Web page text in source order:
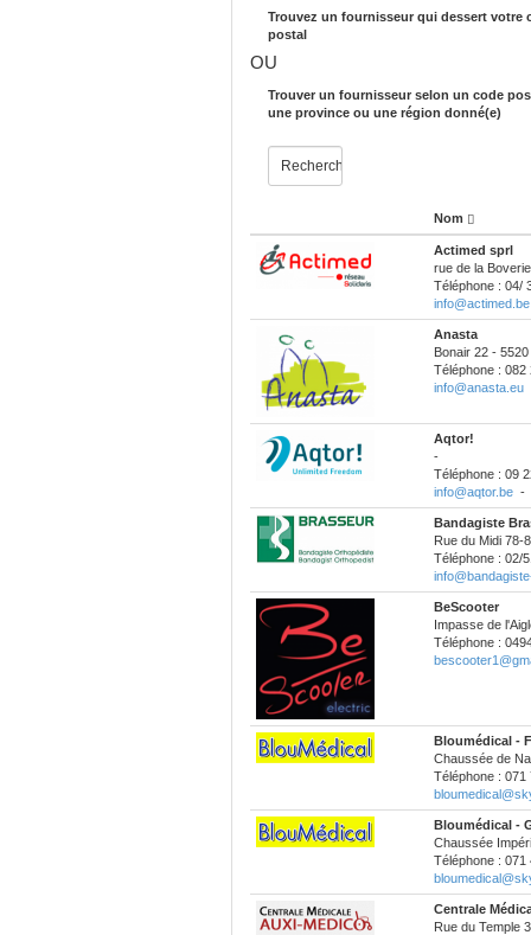
Trouvez un fournisseur qui dessert votre
postal
OU
Trouver un fournisseur selon un code
une province ou une région donné(e)
Nom
Actimed sprl
rue de la
Téléphone : 04/
info@actimed.be
Anasta
Bonair 22 -
Téléphone : 082
info@anasta.eu
Aqtor!
-
Téléphone : 09
info@aqtor.be-
Bandagiste
Rue du Midi 78-
Téléphone : 02/
BeScooter
Impasse de
Téléphone :
Bloumédical -
Chaussée de
Téléphone : 071
Bloumédical -
Chaussée
Téléphone : 071
Centrale
Rue du Temple